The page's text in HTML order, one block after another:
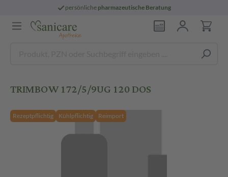
persönliche pharmazeutische Beratung
TRIMBOW 172/5/9UG 120 DOS
Rezeptpflichtig Kühlpflichtig Reimport